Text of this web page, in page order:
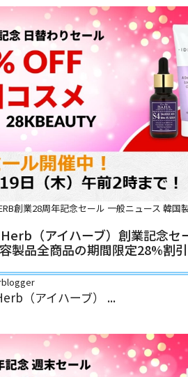
創業28周年記念セール 一般ニュース 韓国
（アイハーブ）創業記念セ
製品全商品の期間限定28%割引
（アイハーブ） ...